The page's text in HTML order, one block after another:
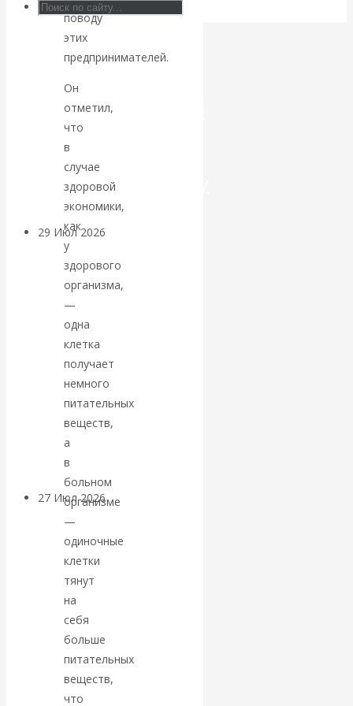
Искусственный
интеллект —
революционный
переход к
посткапитализму
29 Июл 2026
финансовая олигархия
Валентин
Катасонов.
«Мировые
ростовщики»:
вчера и сегодня
27 Июл 2026Мировая
Валентин
КАтасонов.
«МЕТОД
ОТМЫВАНИЯ
поводу
этих
предпринимателей.
Он
отметил,
что
в
случае
здоровой
экономики,
как
у
здорового
организма,
—
одна
клетка
получает
немного
питательных
веществ,
а
в
больном
организме
—
одиночные
клетки
тянут
на
себя
больше
питательных
веществ,
что